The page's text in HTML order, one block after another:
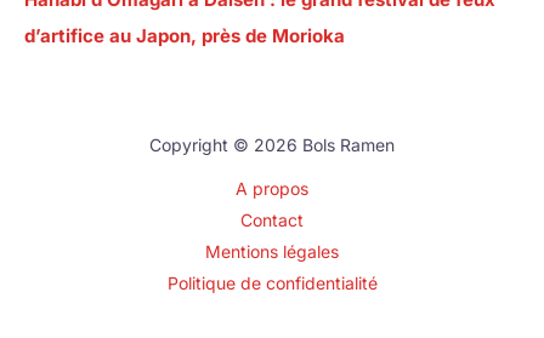
d’artifice au Japon, près de Morioka
Copyright © 2026 Bols Ramen
A propos
Contact
Mentions légales
Politique de confidentialité